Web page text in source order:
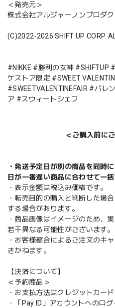
＜発売元＞
株式会社アルジャーノンプロダク
(C)2022-2026 SHIFT UP CORP.
#NIKKE #勝利の女神
ケストア限定 #SWEET
#SWEETVALENTINEFAIR #バ
ア #スウィートシェフ
＜ご購入前に
・発送予定日が別の商品を同時
日が一番遅い商品に合わせて一
・表示金額は税込み価格です。
・転売目的の購入と判断した場
する場合があります。
・商品画像はイメージのため、
若干異なる可能性がございます。
・お客様都合によるご注文のキ
きかねます。
【決済について】
＜予約商品＞
・お支払方法はクレジットカー
・「Pay ID」アカウントへのロ